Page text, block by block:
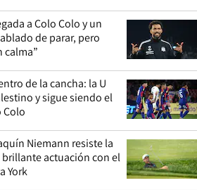
a Colo Colo y un
de parar, pero
calma”
de la cancha: la U
y sigue siendo el
Colo
Niemann resiste la
actuación con el
York